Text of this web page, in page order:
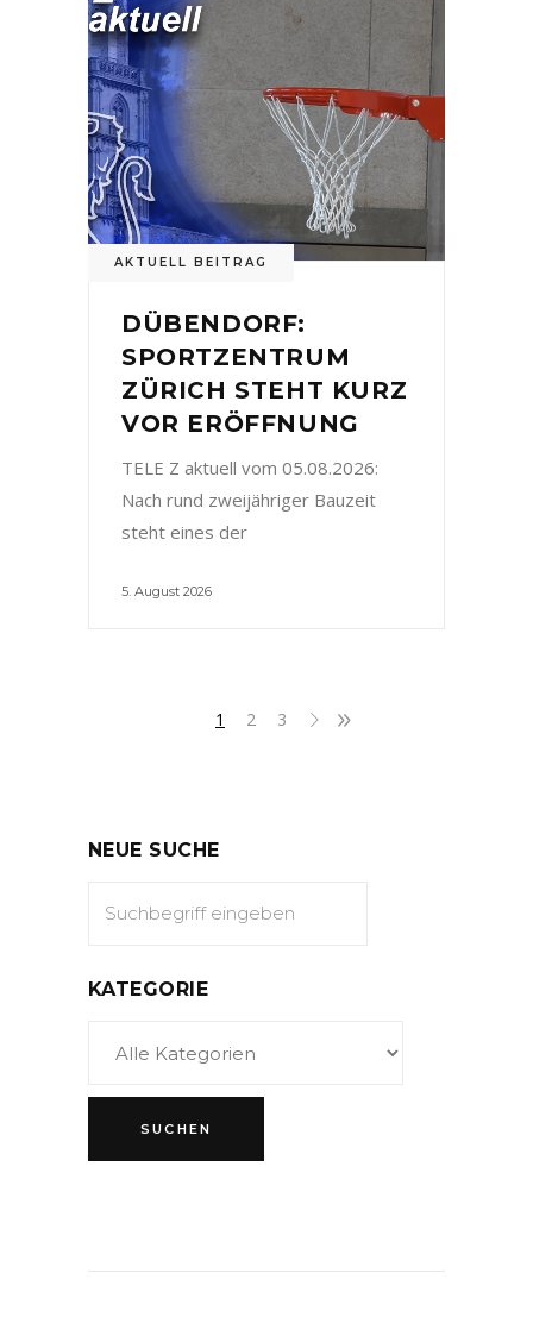
AKTUELL BEITRAG
DÜBENDORF:
SPORTZENTRUM
ZÜRICH STEHT KURZ
VOR ERÖFFNUNG
TELE Z aktuell vom 05.08.2026:
Nach rund zweijähriger Bauzeit
steht eines der
5. August 2026
1 2 3
NEUE SUCHE
KATEGORIE